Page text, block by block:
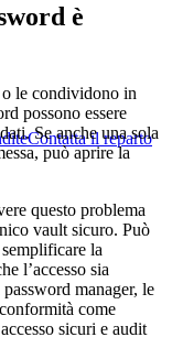
Contatta il reparto
è
le condividono in
possono essere
Se anche una sola
può aprire la
questo problema
vault sicuro. Può
la
l’accesso sia
manager, le
come
sicuri e audit